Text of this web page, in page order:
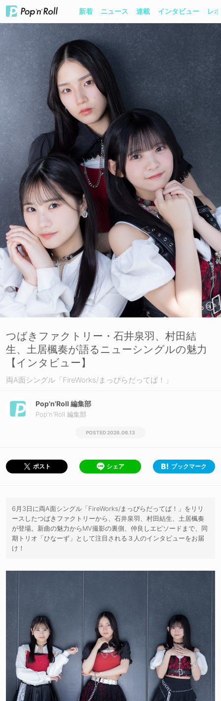
新着 ニュース 連載 インタビュー レ
つばきファクトリー・石井泉羽、村田結
生、土居楓奏が語るニューシングルの魅力
【インタビュー】
両A面シングル「FireWorks/まっぴらだってば！」
Pop'n'Roll 編集部
Pop'n'Roll 編集部
2026.06.13
ポスト シェア ブックマーク
6月3日に両A面シングル「FireWorks/まっぴらだってば！」をリリ
ースしたつばきファクトリーから、石井泉羽、村田結生、土居楓奏
が登場。新曲の魅力からMV撮影の裏側、仲良しエピソードまで、同
期トリオ「ひなーず」として注目される３人のインタビューをお届
け！